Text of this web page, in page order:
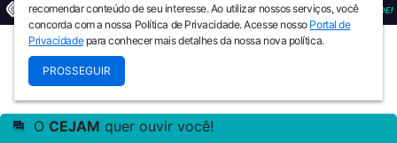
© 2026 PREVENIR É VIVER COM QUALIDADE!
recomendar conteúdo de seu interesse. Ao utilizar nossos serviços, você
concorda com a nossa Política de Privacidade. Acesse nosso Portal de
Privacidadepara conhecer mais detalhes da nossa nova política.
PROSSEGUIR
O CEJAM quer ouvir você!